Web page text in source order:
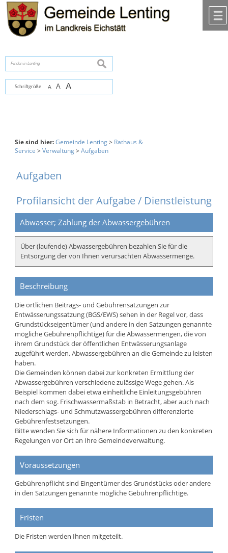
Zum Inhalt,zur Navigation oder zur Startseite springen.
Schriftgröße A A A
suchen
Sie sind hier: Gemeinde Lenting > Rathaus &
Service >Verwaltung >Aufgaben
Aufgaben
Profilansicht der Aufgabe / Dienstleistung
Abwasser; Zahlung der Abwassergebühren
Über (laufende) Abwassergebühren bezahlen Sie für die
Entsorgung der von Ihnen verursachten Abwassermenge.
Beschreibung
Die örtlichen Beitrags- und Gebührensatzungen zur
Entwässerungssatzung (BGS/EWS) sehen in der Regel vor, dass
Grundstückseigentümer (und andere in den Satzungen genannte
mögliche Gebührenpflichtige) für die Abwassermengen, die von
ihrem Grundstück der öffentlichen Entwässerungsanlage
zugeführt werden, Abwassergebühren an die Gemeinde zu leisten
haben.
Die Gemeinden können dabei zur konkreten Ermittlung der
Abwassergebühren verschiedene zulässige Wege gehen. Als
Beispiel kommen dabei etwa einheitliche Einleitungsgebühren
nach dem sog. Frischwassermaßstab in Betracht, aber auch nach
Niederschlags- und Schmutzwassergebühren differenzierte
Gebührenfestsetzungen.
Bitte wenden Sie sich für nähere Informationen zu den konkreten
Regelungen vor Ort an Ihre Gemeindeverwaltung.
Voraussetzungen
Gebührenpflicht sind Eingentümer des Grundstücks oder andere
in den Satzungen genannte mögliche Gebührenpflichtige.
Fristen
Die Fristen werden Ihnen mitgeteilt.